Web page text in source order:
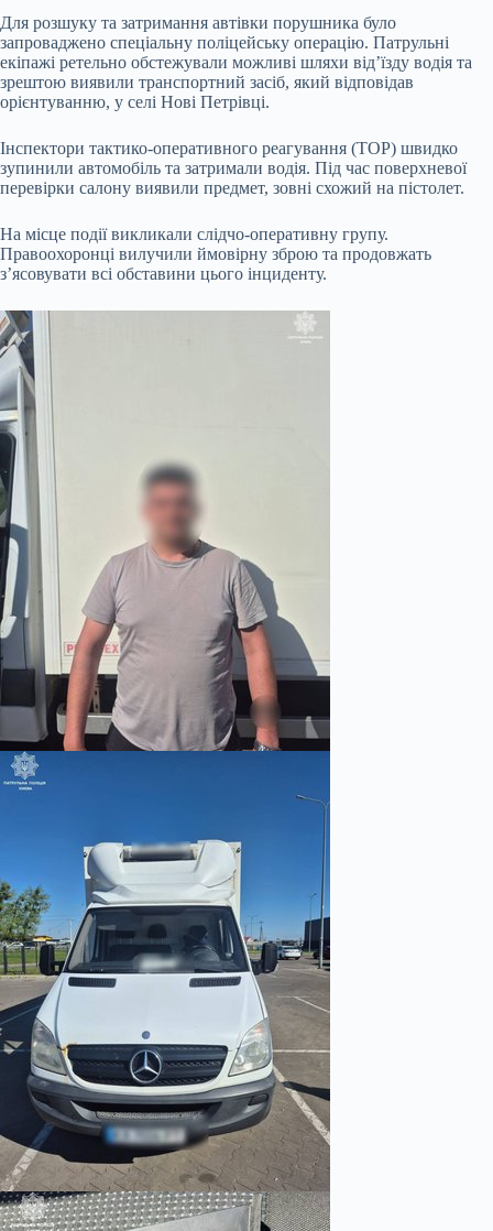
Для розшуку та затримання автівки порушника було
запроваджено спеціальну поліцейську операцію. Патрульні
екіпажі ретельно обстежували можливі шляхи від’їзду водія та
зрештою виявили транспортний засіб, який відповідав
орієнтуванню, у селі Нові Петрівці.
Інспектори тактико-оперативного реагування (ТОР) швидко
зупинили автомобіль та затримали водія. Під час поверхневої
перевірки салону виявили предмет, зовні схожий на пістолет.
На місце події викликали слідчо-оперативну групу.
Правоохоронці вилучили ймовірну зброю та продовжать
з’ясовувати всі обставини цього інциденту.